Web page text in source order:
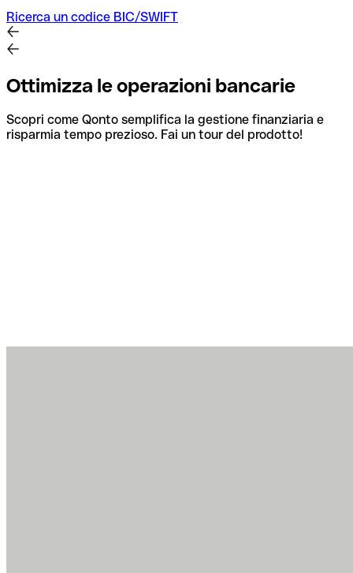
Ricerca un codice BIC/SWIFT
Ottimizza le operazioni bancarie
Scopri come Qonto semplifica la gestione finanziaria e
risparmia tempo prezioso. Fai un tour del prodotto!